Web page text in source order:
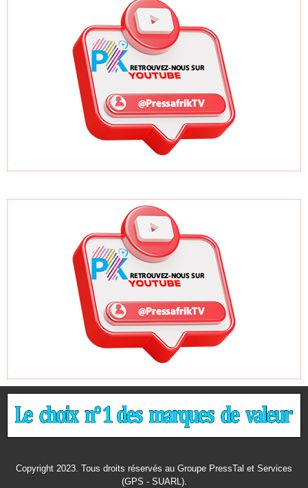
Copyright 2023. Tous droits réservés au Groupe PressTal et Services
(GPS - SUARL).